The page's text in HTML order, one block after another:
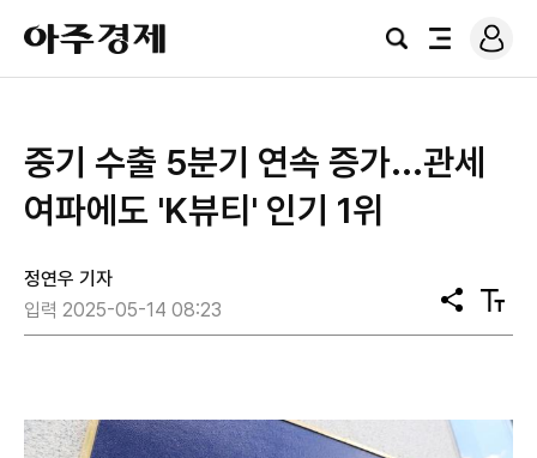
아
주
경
검
전
로
그
중기 수출 5분기 연속 증가...관세
여파에도 'K뷰티' 인기 1위
정연우 기자
입력 2025-05-14 08:23
공
유
텍
스